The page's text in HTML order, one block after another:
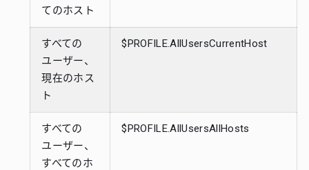
てのホスト
すべての
ユーザー、
現在のホス
ト
$PROFILE.AllUsersCurrentHost
すべての
ユーザー、
すべてのホ
$PROFILE.AllUsersAllHosts